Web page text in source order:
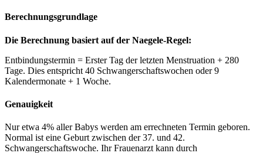
Berechnungsgrundlage
Die Berechnung basiert auf der Naegele-Regel:
Entbindungstermin = Erster Tag der letzten Menstruation + 280
Tage. Dies entspricht 40 Schwangerschaftswochen oder 9
Kalendermonate + 1 Woche.
Genauigkeit
Nur etwa 4% aller Babys werden am errechneten Termin geboren.
Normal ist eine Geburt zwischen der 37. und 42.
Schwangerschaftswoche. Ihr Frauenarzt kann durch